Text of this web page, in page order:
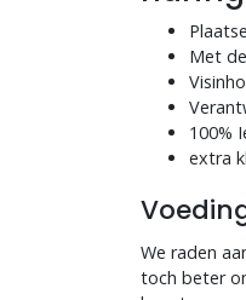
Met
100%
extra
We raden
toch beter